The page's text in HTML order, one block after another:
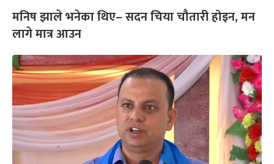
मनिष झाले भनेका थिए– सदन चिया चौतारी होइन, मन
लागे मात्र आउन